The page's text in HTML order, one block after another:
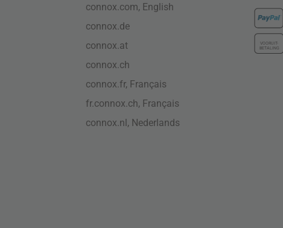
connox.com, English
connox.de
connox.at
connox.ch
connox.fr, Français
fr.connox.ch, Français
connox.nl, Nederlands
VOORUIT-
BETALING